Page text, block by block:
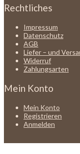
Rechtliches
Impressum
Datenschutz
AGB
Liefer – und
Widerruf
Zahlungsarten
Mein Konto
Mein Konto
Registrieren
Anmelden